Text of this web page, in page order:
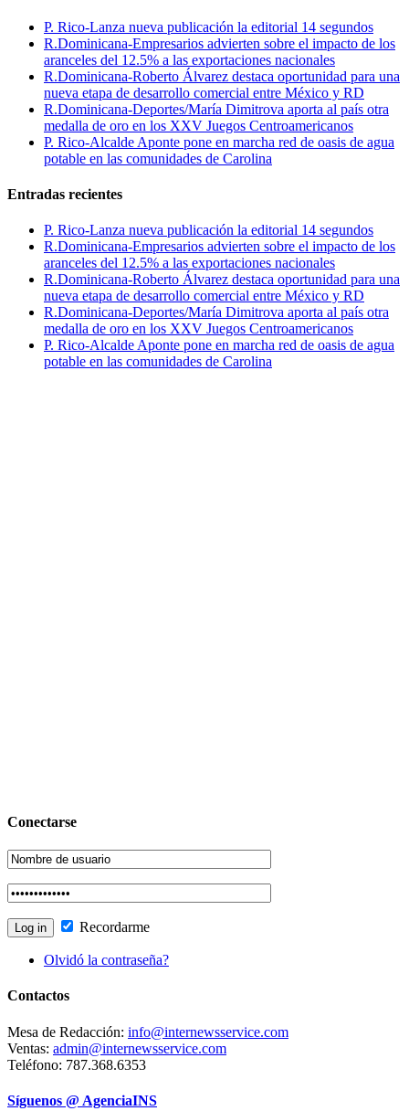
P. Rico-Lanza nueva publicación la editorial 14 segundos
R.Dominicana-Empresarios advierten sobre el impacto de los
aranceles del 12.5% a las exportaciones nacionales
R.Dominicana-Roberto Álvarez destaca oportunidad para una
nueva etapa de desarrollo comercial entre México y RD
R.Dominicana-Deportes/María Dimitrova aporta al país otra
medalla de oro en los XXV Juegos Centroamericanos
P. Rico-Alcalde Aponte pone en marcha red de oasis de agua
potable en las comunidades de Carolina
Entradas recientes
P. Rico-Lanza nueva publicación la editorial 14 segundos
R.Dominicana-Empresarios advierten sobre el impacto de los
aranceles del 12.5% a las exportaciones nacionales
R.Dominicana-Roberto Álvarez destaca oportunidad para una
nueva etapa de desarrollo comercial entre México y RD
R.Dominicana-Deportes/María Dimitrova aporta al país otra
medalla de oro en los XXV Juegos Centroamericanos
P. Rico-Alcalde Aponte pone en marcha red de oasis de agua
potable en las comunidades de Carolina
Conectarse
Recordarme
Olvidó la contraseña?
Contactos
Mesa de Redacción: info@internewsservice.com
Ventas: admin@internewsservice.com
Teléfono: 787.368.6353
Síguenos @ AgenciaINS